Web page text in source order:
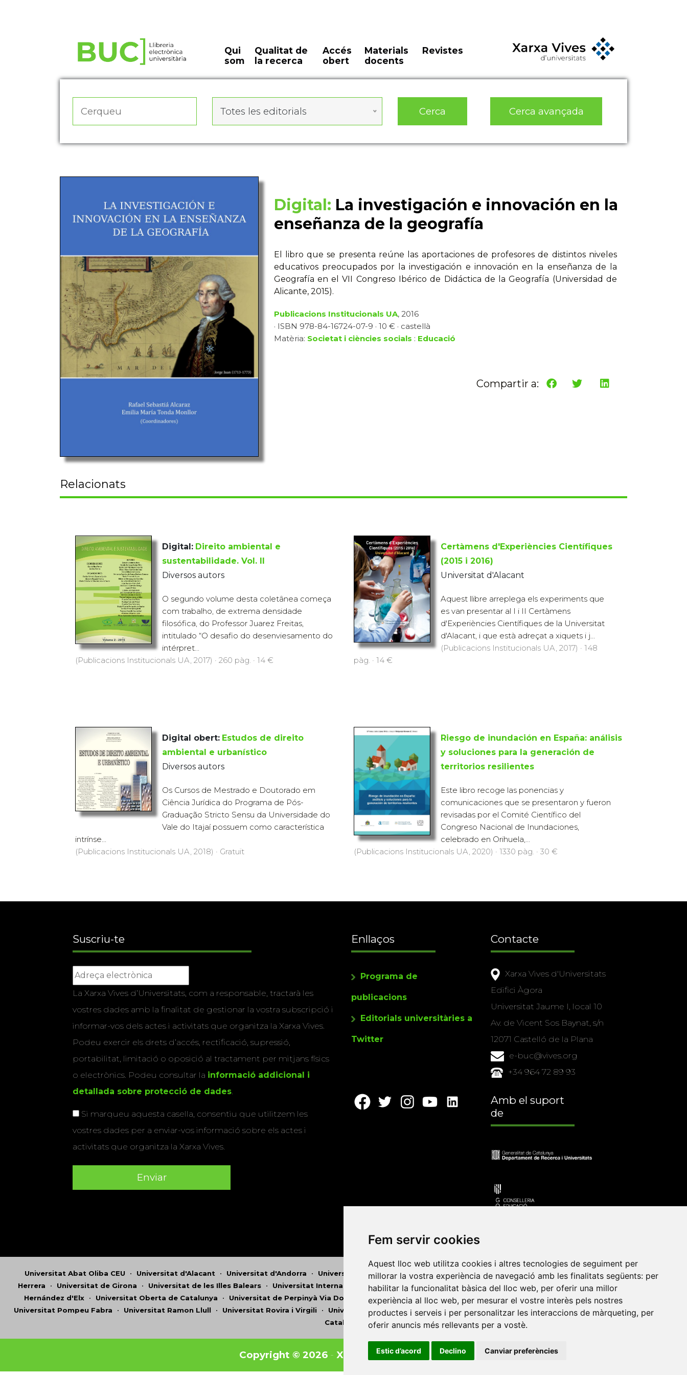
Fem servir cookies
Aquest lloc web utilitza cookies i altres tecnologies de seguiment per
millorar la vostra experiència de navegació amb les finalitats següents: per
habilitar la funcionalitat bàsica del lloc web, per oferir una millor
experiència al lloc web, per mesurar el vostre interès pels nostres
productes i serveis i per personalitzar les interaccions de màrqueting, per
oferir anuncis més rellevants per a vostè.
Estic d’acord Declino Canviar preferències
Qui
som
Qualitat de
la recerca
Accés
obert
Materials
docents
Revistes
Totes les editorials Cerca Cerca avançada
Digital: La investigación e innovación en la
enseñanza de la geografía
El libro que se presenta reúne las aportaciones de profesores de distintos niveles
educativos preocupados por la investigación e innovación en la enseñanza de la
Geografía en el VII Congreso Ibérico de Didáctica de la Geografía (Universidad de
Alicante, 2015).
Publicacions Institucionals UA, 2016
· ISBN 978-84-16724-07-9 · 10 € · castellà
Matèria: Societat i ciències socials : Educació
Compartir a:
Relacionats
Digital: Direito ambiental e
sustentabilidade. Vol. II
Diversos autors
O segundo volume desta coletânea começa
com trabalho, de extrema densidade
filosófica, do Professor Juarez Freitas,
intitulado “O desafio do desenviesamento do
intérpret...
(Publicacions Institucionals UA, 2017) · 260 pàg. · 14 €
Certàmens d'Experiències Científiques
(2015 i 2016)
Universitat d'Alacant
Aquest llibre arreplega els experiments que
es van presentar al I i II Certàmens
d'Experiències Científiques de la Universitat
d'Alacant, i que està adreçat a xiquets i j...
(Publicacions Institucionals UA, 2017) · 148
pàg. · 14 €
Digital obert: Estudos de direito
ambiental e urbanístico
Diversos autors
Os Cursos de Mestrado e Doutorado em
Ciência Jurídica do Programa de Pós-
Graduação Stricto Sensu da Universidade do
Vale do Itajaí possuem como característica
intrínse...
(Publicacions Institucionals UA, 2018) · Gratuït
Riesgo de inundación en España: análisis
y soluciones para la generación de
territorios resilientes
Este libro recoge las ponencias y
comunicaciones que se presentaron y fueron
revisadas por el Comité Científico del
Congreso Nacional de Inundaciones,
celebrado en Orihuela,...
(Publicacions Institucionals UA, 2020) · 1330 pàg. · 30 €
Suscriu-te
La Xarxa Vives d’Universitats, com a responsable, tractarà les
vostres dades amb la finalitat de gestionar la vostra subscripció i
informar-vos dels actes i activitats que organitza la Xarxa Vives.
Podeu exercir els drets d’accés, rectificació, supressió,
portabilitat, limitació o oposició al tractament per mitjans físics
o electrònics. Podeu consultar la informació addicional i
detallada sobre protecció de dades.
Si marqueu aquesta casella, consentiu que utilitzem les
vostres dades per a enviar-vos informació sobre els actes i
activitats que organitza la Xarxa Vives.
Enllaços
Programa de
publicacions
Editorials universitàries a
Twitter
Contacte
Xarxa Vives d'Universitats
Edifici Àgora
Universitat Jaume I, local 10
Av. de Vicent Sos Baynat, s/n
12071 Castelló de la Plana
e-buc@vives.org
+34 964 72 89 93
Amb el suport
de
Universitat Abat Oliba CEU • Universitat d'Alacant • Universitat d'Andorra • Universitat Autònoma de Barcelona•Universitat de Barcelona • Universitat CEU Cardenal
Herrera • Universitat de Girona • Universitat de les Illes Balears • Universitat Internacional de Catalunya•Universitat Jaume I •Universitat de Lleida•Universitat Miguel
Hernández d'Elx • Universitat Oberta de Catalunya • Universitat de Perpinyà Via Domitia •Universitat Politècnica de Catalunya•Universitat Politècnica de València
Universitat Pompeu Fabra • Universitat Ramon Llull • Universitat Rovira i Virgili • Universitat de Sàsser •Universitat de València• Universitat de Vic - Universitat Central de
Catalunya
Copyright © 2026- Xarxa Vives d'Universitats